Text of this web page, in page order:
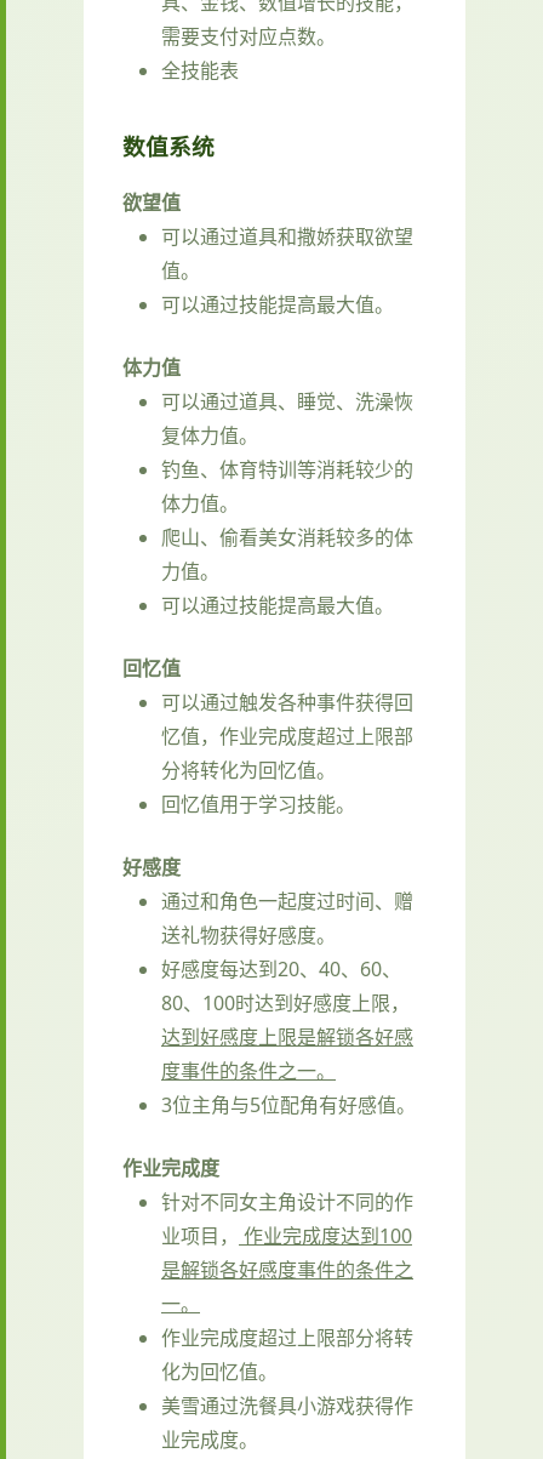
需要支付对应点数。
全技能表
数值系统
欲望值
可以通过道具和撒娇获取欲望
值。
可以通过技能提高最大值。
体力值
可以通过道具、睡觉、洗澡恢
复体力值。
钓鱼、体育特训等消耗较少的
体力值。
爬山、偷看美女消耗较多的体
力值。
可以通过技能提高最大值。
回忆值
可以通过触发各种事件获得回
忆值，作业完成度超过上限部
分将转化为回忆值。
回忆值用于学习技能。
好感度
通过和角色一起度过时间、赠
送礼物获得好感度。
好感度每达到20、40、60、
80、100时达到好感度上限，
达到好感度上限是解锁各好感
度事件的条件之一。
3位主角与5位配角有好感值。
作业完成度
针对不同女主角设计不同的作
业项目，
作业完成度达到100
是解锁各好感度事件的条件之
一。
作业完成度超过上限部分将转
化为回忆值。
美雪通过洗餐具小游戏获得作
业完成度。